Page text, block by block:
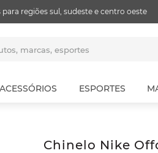
regiões sul, sudeste e centro oeste
ACESSÓRIOS ESPORTES
Chinelo Nike